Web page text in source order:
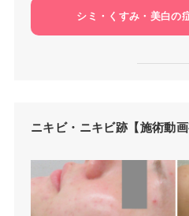
シミ・くすみ・美白の
ニキビ・ニキビ跡【施術動画